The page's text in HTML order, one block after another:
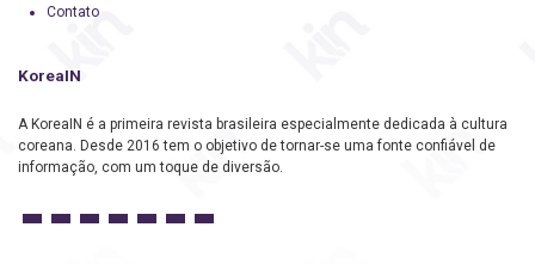
Contato
KoreaIN
A KoreaIN é a primeira revista brasileira especialmente dedicada à cultura
coreana. Desde 2016 tem o objetivo de tornar-se uma fonte confiável de
informação, com um toque de diversão.